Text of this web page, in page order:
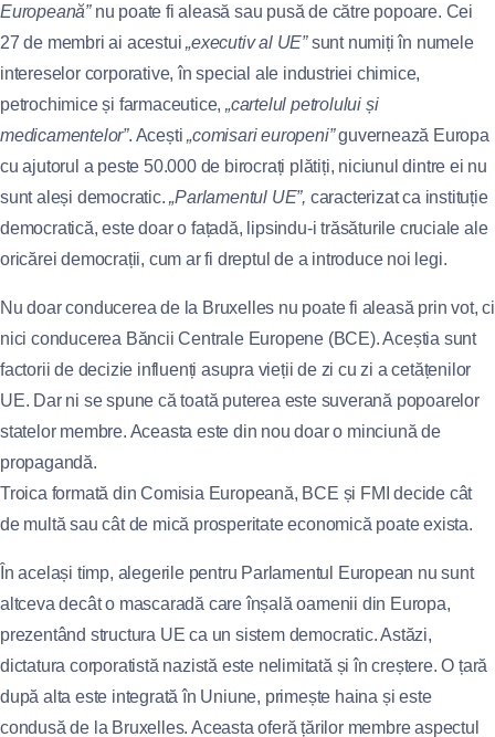
Europeană”nu poate fi aleasă sau pusă de către popoare. Cei
27 de membri ai acestui„executiv al UE”sunt numiți în numele
intereselor corporative, în special ale industriei chimice,
petrochimice și farmaceutice,„cartelul petrolului și
medicamentelor”. Acești„comisari europeni”guvernează Europa
cu ajutorul a peste 50.000 de birocrați plătiți, niciunul dintre ei nu
sunt aleși democratic.„Parlamentul UE”, caracterizat ca instituție
democratică, este doar o fațadă, lipsindu-i trăsăturile cruciale ale
oricărei democrații, cum ar fi dreptul de a introduce noi legi.
Nu doar conducerea de la Bruxelles nu poate fi aleasă prin vot, ci
nici conducerea Băncii Centrale Europene (BCE). Aceștia sunt
factorii de decizie influenți asupra vieții de zi cu zi a cetățenilor
UE. Dar ni se spune că toată puterea este suverană popoarelor
statelor membre. Aceasta este din nou doar o minciună de
propagandă.
Troica formată din Comisia Europeană, BCE și FMI decide cât
de multă sau cât de mică prosperitate economică poate exista.
În același timp, alegerile pentru Parlamentul European nu sunt
altceva decât o mascaradă care înșală oamenii din Europa,
prezentând structura UE ca un sistem democratic. Astăzi,
dictatura corporatistă nazistă este nelimitată și în creștere. O țară
după alta este integrată în Uniune, primește haina și este
condusă de la Bruxelles. Aceasta oferă țărilor membre aspectul